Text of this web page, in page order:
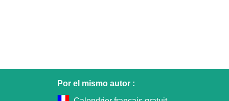
Por el mismo autor :